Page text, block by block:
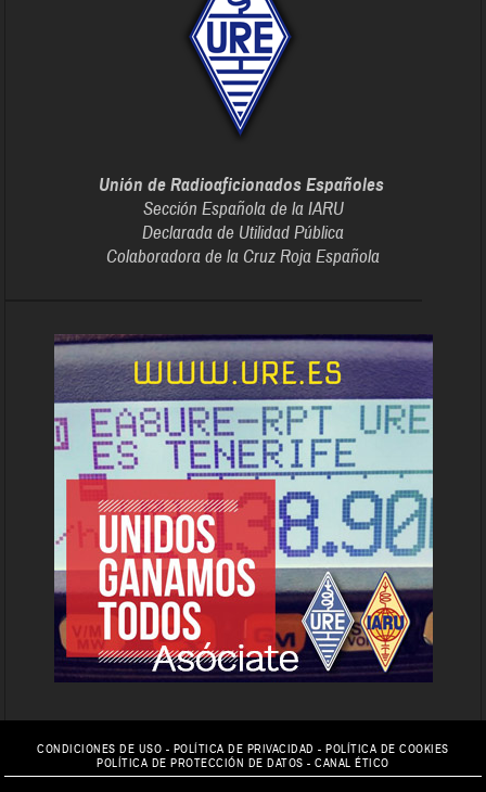
Unión de Radioaficionados Españoles
Sección Española de la IARU
Declarada de Utilidad Pública
Colaboradora de la Cruz Roja Española
CONDICIONES DE USO - POLÍTICA DE PRIVACIDAD -POLÍTICA DE COOKIES
POLÍTICA DE PROTECCIÓN DE DATOS -CANAL ÉTICO